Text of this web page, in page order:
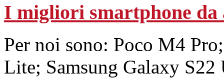
I migliori smartphone da
Per noi sono: Poco M4
Lite; Samsung Galaxy S22